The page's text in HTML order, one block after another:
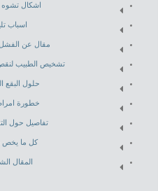
اشكال تشوه
اسباب
مقال عن الفشل
تشخيص الطبيب
حلول البقع
خطورة
تفاصيل حول
كل ما يخص
المقال